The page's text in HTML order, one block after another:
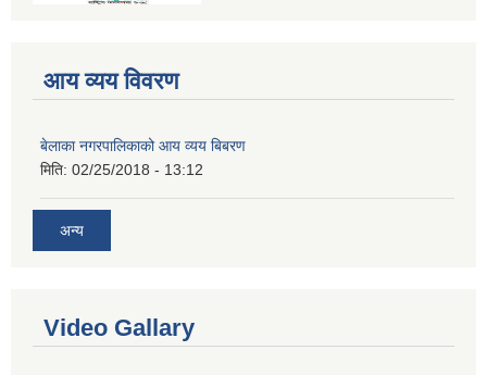
आय व्यय विवरण
बेलाका नगरपालिकाको आय व्यय बिबरण
मिति: 02/25/2018 - 13:12
अन्य
Video Gallary